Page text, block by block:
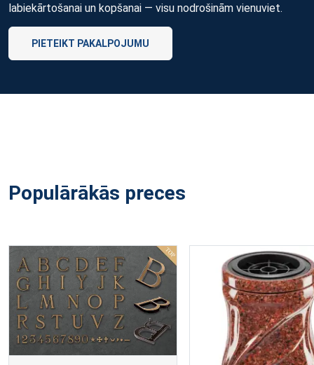
labiekārtošanai un kopšanai — visu nodrošinām vienuviet.
PIETEIKT PAKALPOJUMU
Populārākās preces